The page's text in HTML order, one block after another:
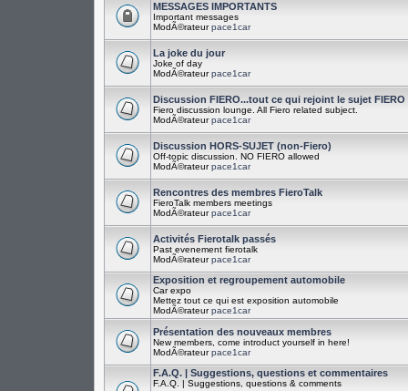
MESSAGES IMPORTANTS
Important messages
ModÃ©rateurpace1car
La joke du jour
Joke of day
ModÃ©rateurpace1car
Discussion FIERO...tout ce qui rejoint le sujet FIERO
Fiero discussion lounge. All Fiero related subject.
ModÃ©rateurpace1car
Discussion HORS-SUJET (non-Fiero)
Off-topic discussion. NO FIERO allowed
ModÃ©rateurpace1car
Rencontres des membres FieroTalk
FieroTalk members meetings
ModÃ©rateurpace1car
Activités Fierotalk passés
Past evenement fierotalk
ModÃ©rateurpace1car
Exposition et regroupement automobile
Car expo
Mettez tout ce qui est exposition automobile
ModÃ©rateurpace1car
Présentation des nouveaux membres
New members, come introduct yourself in here!
ModÃ©rateurpace1car
F.A.Q. | Suggestions, questions et commentaires
F.A.Q. | Suggestions, questions & comments